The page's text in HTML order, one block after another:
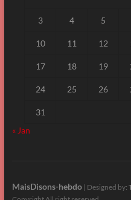
3 4 5
10 11 12
17 18 19
24 25 26
31
« Jan
MaisDisons-hebdo| Designed by: